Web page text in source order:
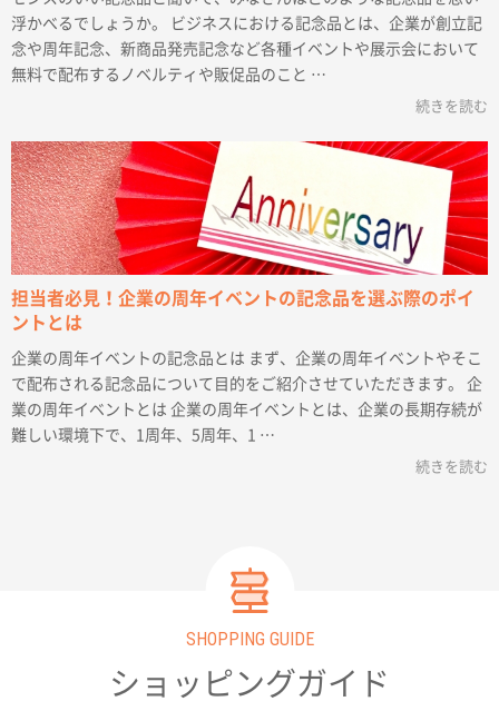
浮かべるでしょうか。 ビジネスにおける記念品とは、企業が創立記
念や周年記念、新商品発売記念など各種イベントや展示会において
無料で配布するノベルティや販促品のこと …
続きを読む
担当者必見！企業の周年イベントの記念品を選ぶ際のポイ
ントとは
企業の周年イベントの記念品とは まず、企業の周年イベントやそこ
で配布される記念品について目的をご紹介させていただきます。 企
業の周年イベントとは 企業の周年イベントとは、企業の長期存続が
難しい環境下で、1周年、5周年、1 …
続きを読む
SHOPPING GUIDE
ショッピングガイド